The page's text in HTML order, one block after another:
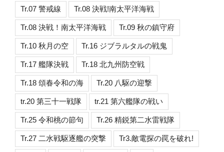
Tr.07 警戒線 Tr.08 決戦!南太平洋海戦
Tr.08 決戦！南太平洋海戦 Tr.09 秋の鎮守府
Tr.10 秋月の空 Tr.16 ジブラルタルの戦鬼
Tr.17 艦隊決戦 Tr.18 北九州防空戦
Tr.18 頌春令和の海 Tr.20 八駆の迎撃
tr.20 第三十一戦隊 tr.21 第六艦隊の戦い
Tr.25 令和桃の節句 Tr.26 精鋭第二水雷戦隊
Tr.27 二水戦駆逐艦の突撃 Tr3.敵電探の罠を破れ!